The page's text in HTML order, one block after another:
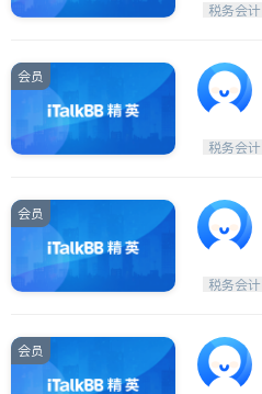
税务会计
会员
税务会计
会员
税务会计
会员